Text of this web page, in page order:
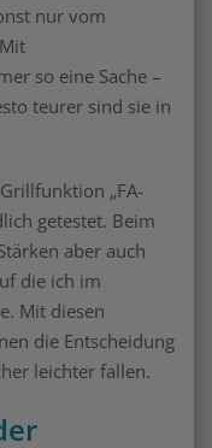
nur vom
so eine Sache –
teurer sind sie in
„FA-
getestet. Beim
aber auch
die ich im
Mit diesen
die Entscheidung
leichter fallen.